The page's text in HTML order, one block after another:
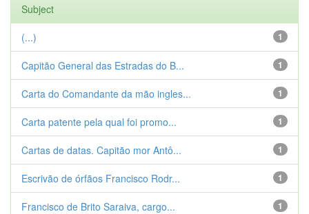
Subject
1
(...)
1
Capitão General das Estradas do B...
1
Carta do Comandante da mão ingles...
1
Carta patente pela qual foi promo...
1
Cartas de datas. Capitão mor Antô...
1
Escrivão de órfãos Francisco Rodr...
1
Francisco de Brito Saraiva, cargo...